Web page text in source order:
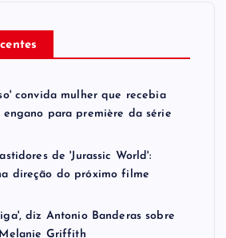
convida mulher que recebia
engano para première da série
de 'Jurassic World':
direção do próximo filme
diz Antonio Banderas sobre
Griffith